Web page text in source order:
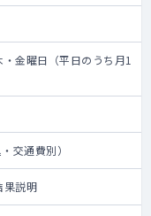
金曜日（平日のうち月1
交通費別）
果説明